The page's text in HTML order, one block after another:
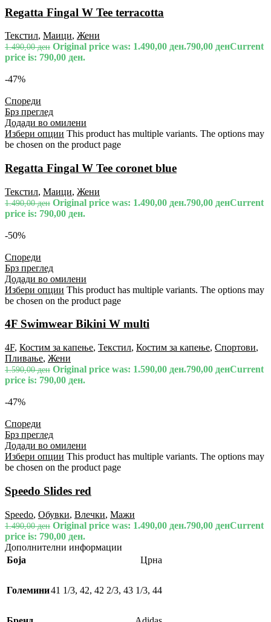
Regatta Fingal W Tee terracotta
Текстил, Маици, Жени
1.490,00ден Original price was: 1.490,00 ден.790,00 денCurrent
price is: 790,00 ден.
-47%
Спореди
Брз преглед
Додади во омилени
Избери опции This product has multiple variants. The options may
be chosen on the product page
Regatta Fingal W Tee coronet blue
Текстил, Маици, Жени
1.490,00ден Original price was: 1.490,00 ден.790,00 денCurrent
price is: 790,00 ден.
-50%
Спореди
Брз преглед
Додади во омилени
Избери опции This product has multiple variants. The options may
be chosen on the product page
4F Swimwear Bikini W multi
4F, Костим за капење, Текстил, Костим за капење, Спортови,
Пливање, Жени
1.590,00ден Original price was: 1.590,00 ден.790,00 денCurrent
price is: 790,00 ден.
-47%
Спореди
Брз преглед
Додади во омилени
Избери опции This product has multiple variants. The options may
be chosen on the product page
Speedo Slides red
Speedo, Обувки, Влечки, Мажи
1.490,00ден Original price was: 1.490,00 ден.790,00 денCurrent
price is: 790,00 ден.
Дополнителни информации
Боја
Црна
Големини41 1/3, 42, 42 2/3, 43 1/3, 44